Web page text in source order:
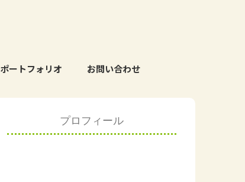
ポートフォリオ お問い合わせ
プロフィール